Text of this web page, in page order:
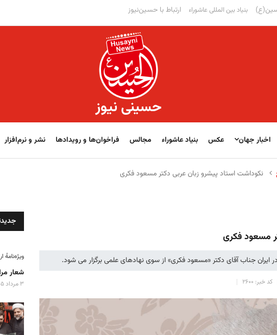
بنیاد بین المللی عاشوراء ارتباط با حسین‌نیوز
حسینی نیوز
اخبار جهان عکس بنیاد عاشوراء مجالس فراخوان‌‏‏‏ها و رویدادها نشر و نرم‌افزار
نکوداشت استاد پیشرو زبان عربی دکتر مسعود فکری
مسعود فکری
ایران جناب آقای دکتر «مسعود فکری» از سوی نهادهای علمی برگزار می شود.
کد خبر: ۲۶۰۰
ویژه‌نامهٔ اربعین
شعار
۳ مرداد ۱۴۰۵